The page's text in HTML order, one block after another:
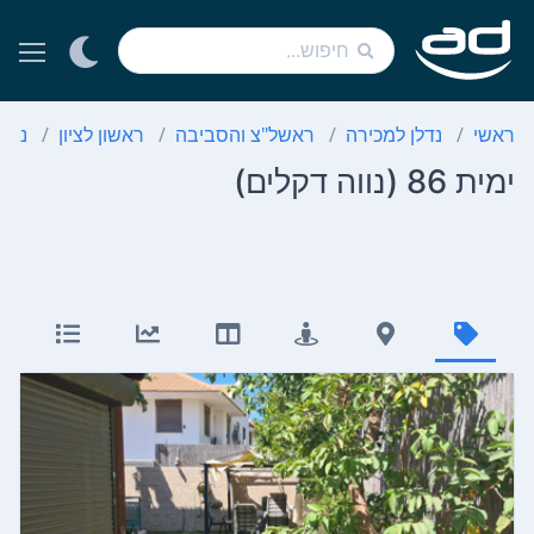
ראשי נדלן למכירה ראשל"צ והסביבה ראשון לציון
ימית 86 (נווה דקלים)